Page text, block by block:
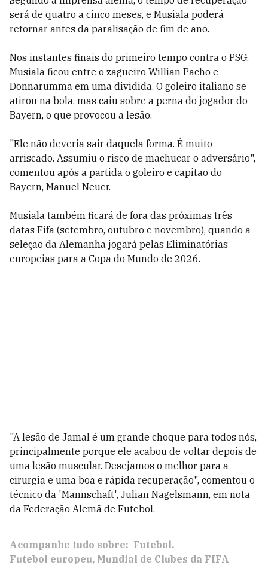
será de quatro a cinco meses, e Musiala poderá
retornar antes da paralisação de fim de ano.
Nos instantes finais do primeiro tempo contra o PSG,
Musiala ficou entre o zagueiro Willian Pacho e
Donnarumma em uma dividida. O goleiro italiano se
atirou na bola, mas caiu sobre a perna do jogador do
Bayern, o que provocou a lesão.
"Ele não deveria sair daquela forma. É muito
arriscado. Assumiu o risco de machucar o adversário",
comentou após a partida o goleiro e capitão do
Bayern, Manuel Neuer.
Musiala também ficará de fora das próximas três
datas Fifa (setembro, outubro e novembro), quando a
seleção da Alemanha jogará pelas Eliminatórias
europeias para a Copa do Mundo de 2026.
"A lesão de Jamal é um grande choque para todos nós,
principalmente porque ele acabou de voltar depois de
uma lesão muscular. Desejamos o melhor para a
cirurgia e uma boa e rápida recuperação", comentou o
técnico da 'Mannschaft', Julian Nagelsmann, em nota
da Federação Alemã de Futebol.
Acompanhe tudo sobre: Futebol
Futebol europeu Mundial de Clubes da FIFA